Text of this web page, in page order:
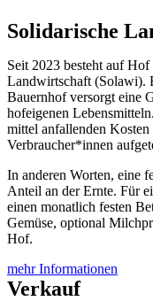
Solidarische
Seit 2023 besteht auf
Landwirtschaft (Solawi).
Bauern­hof versorgt eine
hof­eigenen
mittel anfallenden
Verbraucher*­innen
In anderen Worten, eine
Anteil an der Ernte. Für
einen monatlich festen
Gemüse, optional
Hof.
mehr Informationen
Verkauf